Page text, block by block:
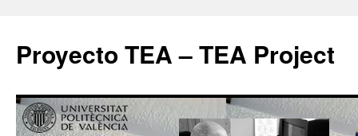
Proyecto TEA – TEA Project